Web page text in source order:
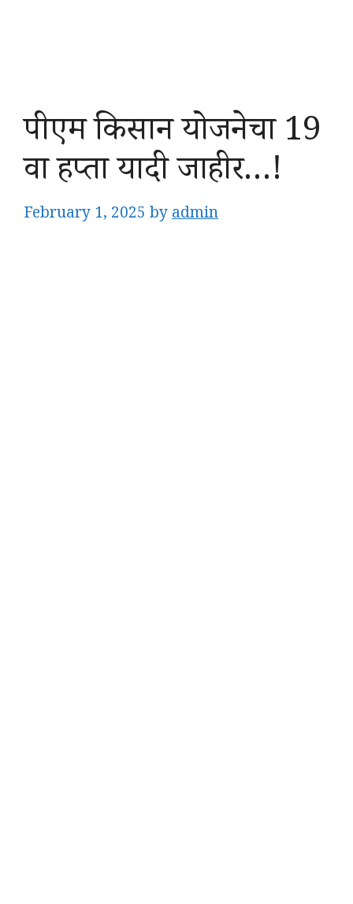
पीएम किसान योजनेचा 19
वा हप्ता यादी जाहीर…!
February 1, 2025 byadmin